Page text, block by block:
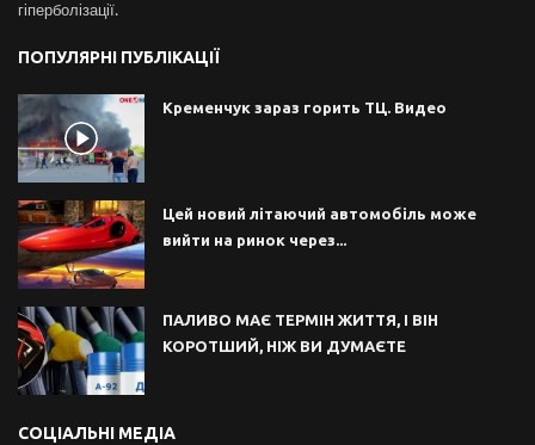
гіперболізації.
ПОПУЛЯРНІ ПУБЛІКАЦІЇ
Кременчук зараз горить ТЦ. Видео
Цей новий літаючий автомобіль може
вийти на ринок через...
ПАЛИВО МАЄ ТЕРМІН ЖИТТЯ, І ВІН
КОРОТШИЙ, НІЖ ВИ ДУМАЄТЕ
СОЦІАЛЬНІ МЕДІА